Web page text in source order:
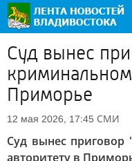
Суд вынес
Приморье
12 мая 2026, 17:45 СМИ
Суд вынес
авторитету в